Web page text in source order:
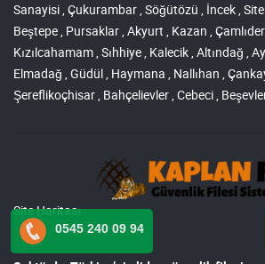
Sanayisi , Çukurambar , Söğütözü , İncek ,
Beştepe , Pursaklar , Akyurt , Kazan ,
Kızılcahamam , Sıhhiye , Kalecik , Altındağ ,
Elmadağ , Güdül , Haymana , Nallıhan ,
Şereflikoçhisar , Bahçelievler , Cebeci ,
Site Haritası
0545 240 09 94